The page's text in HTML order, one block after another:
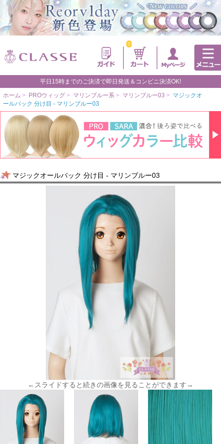
0
平日15時までのご決済で即日発送＆コンビニ決済OK!
ホーム > PROウィッグ > マリンブルー系 > マリンブルー03 > マジックオ
ールバック 分け目 - マリンブルー03
マジックオールバック 分け目 - マリンブルー03
←スライドすると続きの画像を見ることができます→